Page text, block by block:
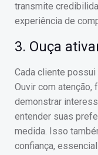
transmite
experiência de
3. Ouça
Cada cliente
Ouvir com atenção,
demonstrar
entender suas
medida. Isso
confiança,